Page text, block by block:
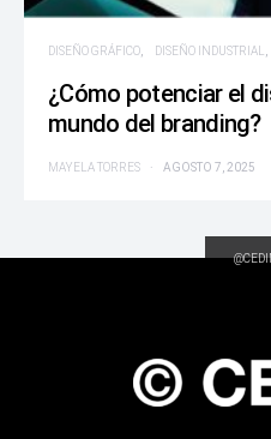
DISEÑO GRÁFICO DISEÑO INDUSTRIAL
¿Cómo potenciar el
mundo del branding?
MAYELA TORRES AGOSTO 7, 2025